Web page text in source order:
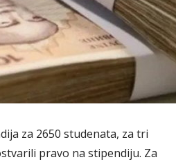
za 2650 studenata, za tri
pravo na stipendiju. Za